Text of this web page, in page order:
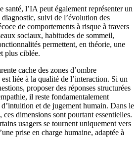
santé, l’IA peut également représenter un
suivi de l’évolution des
de comportements à risque à travers
sociaux, habitudes de sommeil,
permettent, en théorie, une
plus ciblée.
cache des zones d’ombre
liée à la qualité de l’interaction. Si un
proposer des réponses structurées
il reste fondamentalement
et de jugement humain. Dans le
ces dimensions sont pourtant essentielles.
usagers se tournent uniquement vers
prise en charge humaine, adaptée à